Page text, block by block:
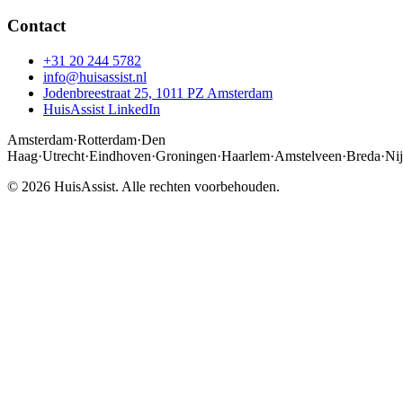
Contact
+31 20 244 5782
info@huisassist.nl
Jodenbreestraat 25, 1011 PZ Amsterdam
HuisAssist LinkedIn
Amsterdam·Rotterdam·Den
Haag·Utrecht·Eindhoven·Groningen·Haarlem·Amstelveen·Breda·
© 2026 HuisAssist. Alle rechten voorbehouden.